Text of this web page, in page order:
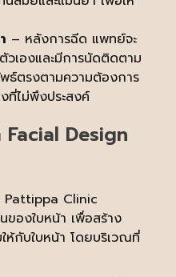
– หลังการฉีด แพทย์จะ
วเองและมีการนัดติดตาม
ธ์ตรงตามความต้องการ
ที่ไม่พึงประสงค์
Facial Design
Pattippa Clinic
ของใบหน้า เพื่อสร้าง
ห้กับใบหน้า โดยบริเวณที่